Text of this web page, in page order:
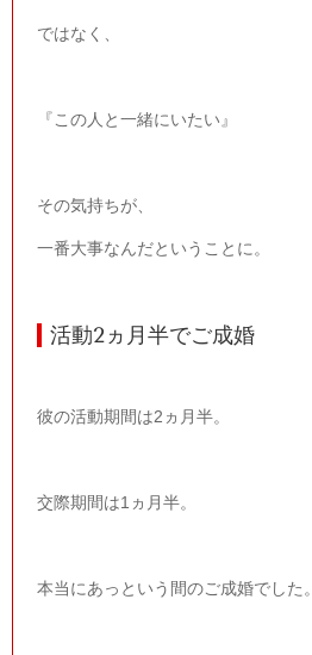
ではなく、
『この人と一緒にいたい』
その気持ちが、
一番大事なんだということに。
活動2ヵ月半でご成婚
彼の活動期間は2 ヵ月半。
交際期間は1 ヵ月半。
本当にあっという間のご成婚でした。